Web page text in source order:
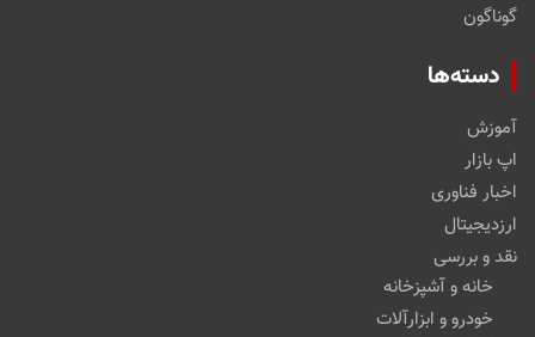
گوناگون
دسته‌ها
آموزش
اپ بازار
اخبار فناوری
ارزدیجیتال
نقد و بررسی
خانه و آشپزخانه
خودرو و ابزارآلات